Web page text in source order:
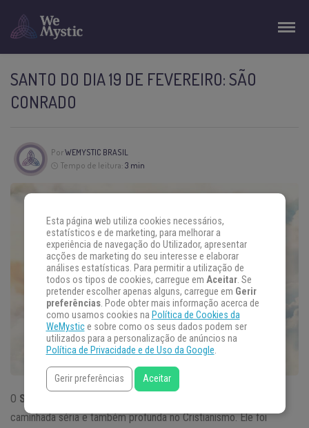
SANTO DO DIA 19 DE FEVEREIRO: SÃO
CONRADO
PorWEMYSTIC BRASIL
Tempo de leitura: 3 min
O Santo do Dia
caminhada séria e também profunda no Cristianismo. Ele foi
Esta página web utiliza cookies necessários,
estatísticos e de marketing, para melhorar a
experiência de navegação do Utilizador, apresentar
acções de marketing do seu interesse e elaborar
análises estatísticas. Para permitir a utilização de
todos os tipos de cookies, carregue em Aceitar. Se
pretender escolher apenas alguns, carregue em Gerir
preferências. Pode obter mais informação acerca de
como usamos cookies na Política de Cookies da
WeMystice sobre como os seus dados podem ser
utilizados para a personalização de anúncios na
Política de Privacidade e de Uso da Google.
Gerir preferências Aceitar